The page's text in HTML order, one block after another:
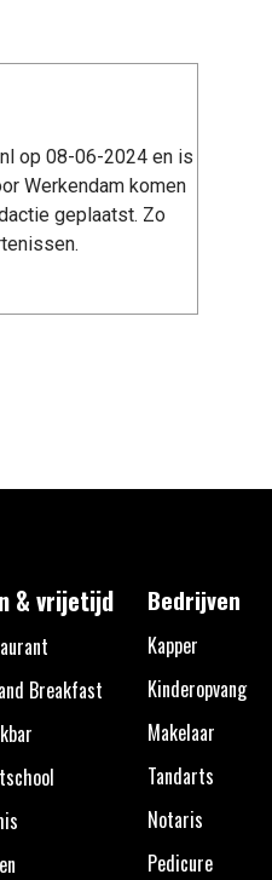
op 08-06-2024 en is
Werkendam komen
geplaatst. Zo
& vrijetijd
Breakfast
Bedrijven
Kapper
Kinderopvang
Makelaar
Tandarts
Notaris
Pedicure